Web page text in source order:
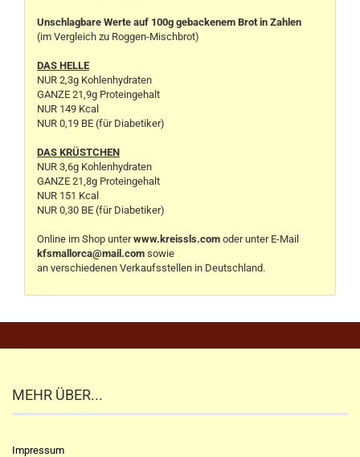
Unschlagbare Werte auf 100g gebackenem Brot in Zahlen
(im Vergleich zu Roggen-Mischbrot)
DAS HELLE
NUR 2,3g Kohlenhydraten
GANZE 21,9g Proteingehalt
NUR 149 Kcal
NUR 0,19 BE (für Diabetiker)
DAS KRÜSTCHEN
NUR 3,6g Kohlenhydraten
GANZE 21,8g Proteingehalt
NUR 151 Kcal
NUR 0,30 BE (für Diabetiker)
Online im Shop unterwww.kreissls.com oder unter E-Mail
kfsmallorca@mail.com sowie
an verschiedenen Verkaufsstellen in Deutschland.
.
MEHR ÜBER...
Impressum